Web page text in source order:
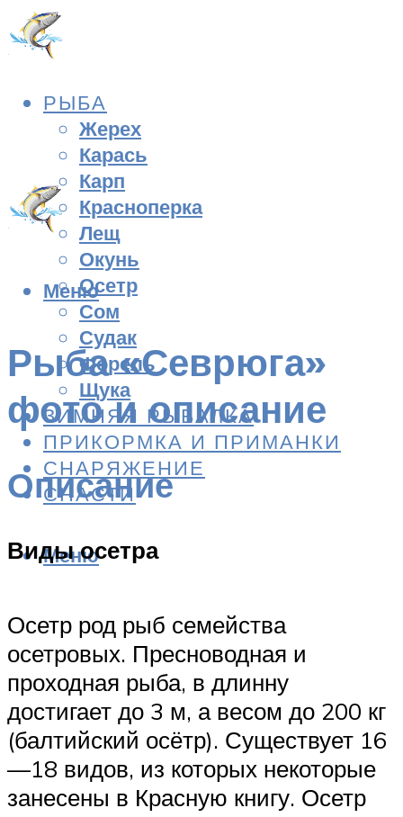
РЫБА
Жерех
Карась
Карп
Красноперка
Лещ
Окунь
Осетр
Сом
Судак
Форель
Щука
ЗИМНЯЯ РЫБАЛКА
ПРИКОРМКА И ПРИМАНКИ
СНАРЯЖЕНИЕ
СНАСТИ
Меню
Меню
Рыба «Севрюга»
фото и описание
Описание
Виды осетра
Осетр род рыб семейства
осетровых. Пресноводная и
проходная рыба, в длинну
достигает до 3 м, а весом до 200 кг
(балтийский осётр). Существует 16
—18 видов, из которых некоторые
занесены в Красную книгу. Осетр